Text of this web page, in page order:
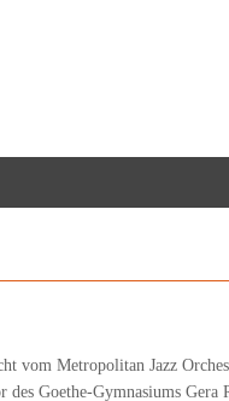
vom Metropolitan Jazz
Goethe-Gymnasiums Gera